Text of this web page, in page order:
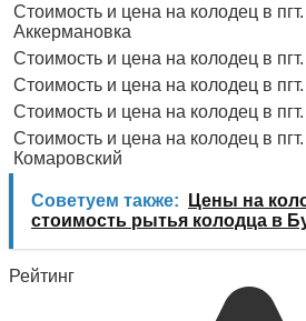
Стоимость и цена на колодец в пгт.
Аккермановка
Стоимость и цена на колодец в
Стоимость и цена на колодец в
Стоимость и цена на колодец в
Стоимость и цена на колодец в пгт.
Комаровский
Советуем также:
Цены на
стоимость рытья колодца в
Рейтинг